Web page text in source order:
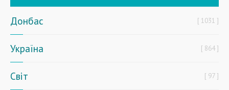
Донбас 1031
Україна 864
Світ 97